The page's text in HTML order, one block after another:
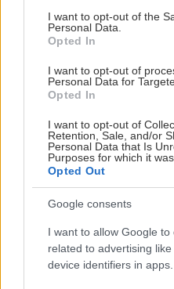
consent section.
I want to opt-out of the
Personal Data.
Opted In
I want to opt-out of
Personal Data for
Opted In
I want to opt-out of
Retention, Sale, and/or
Personal Data that Is
Purposes for which it
Opted Out
Google consents
I want to allow Google to
related to advertising
device identifiers in apps.
Θυμήσου ποιος έχει τον
Υπενθύμιζε τακτικά
τον έλεγχο. Ξεκίνα τη
αισιοδοξία δεν είναι
θέμα επιλογής και